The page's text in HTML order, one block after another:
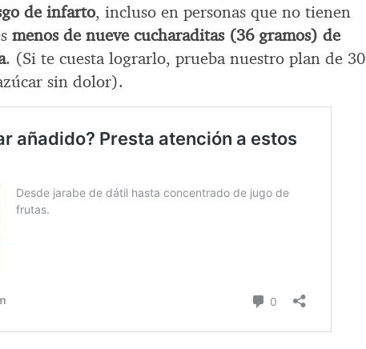
de infarto, incluso en personas que no tienen
menos de nueve cucharaditas (36 gramos) de
. (Si te cuesta lograrlo, prueba nuestro plan de 30
sin dolor).